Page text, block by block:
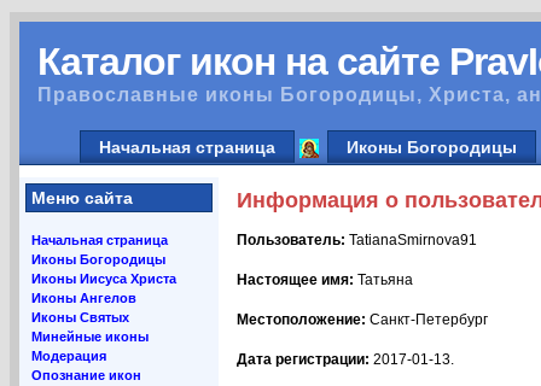
Каталог икон на сайте
Православные иконы Богородицы, Христа,
Начальная страница Иконы Богородицы
Меню сайта
Начальная страница
Иконы Богородицы
Иконы Иисуса Христа
Иконы Ангелов
Иконы Святых
Минейные иконы
Модерация
Опознание икон
Информация о
Пользователь: TatianaSmirnova91
Настоящее имя: Татьяна
Местоположение: Санкт-Петербург
Дата регистрации: 2017-01-13.